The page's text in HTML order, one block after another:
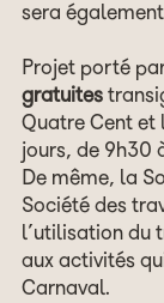
sera
Projet porté
gratuites
Quatre Cent et
jours, de 9h30
De même, la
Société des
l’utilisation du
aux activités
Carnaval.